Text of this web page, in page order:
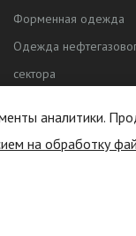
Форменная одежда
Одежда
сектора
Одежда для
Сувенирная
аналитики.
на обработку